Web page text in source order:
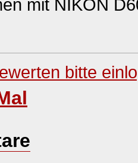
mit NIKON
bitte